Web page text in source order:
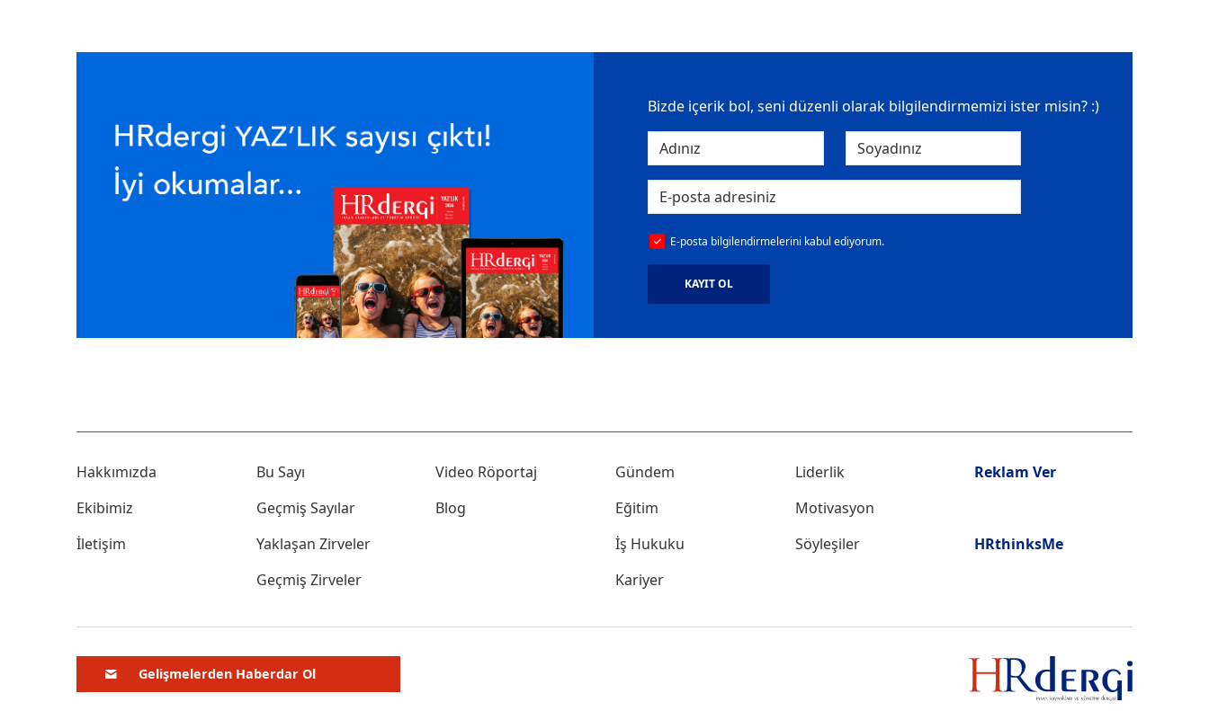
Bizde içerik bol, seni düzenli olarak bilgilendirmemizi ister misin? :)
E-posta bilgilendirmelerini kabul ediyorum.
KAYIT OL
Hakkımızda
Ekibimiz
İletişim
Bu Sayı
Geçmiş Sayılar
Yaklaşan Zirveler
Geçmiş Zirveler
Video Röportaj
Blog
Gündem
Eğitim
İş Hukuku
Kariyer
Liderlik
Motivasyon
Söyleşiler
Reklam Ver
HRthinksMe
Gelişmelerden Haberdar Ol